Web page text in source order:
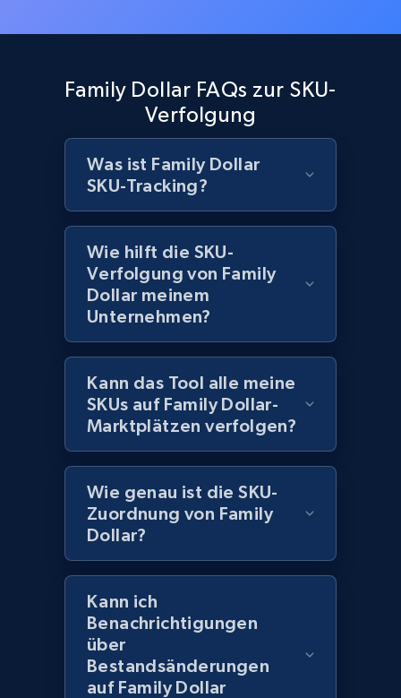
Currency, Discount, Initial price, and more.
1.1K+ 148+ Jetzt anfangen
Best Buy products - Collect data on
products using specified keywords
1.1K+ 148+ Jetzt anfangen
Lowes.com
URL, Domain, Marketplace pn, Sku, Other pn,
Model number, Gtin ean pn, Product name, and
more.
991+ 162+ Jetzt anfangen
Lowes.com - Gather data on products using
specified keywords
URL, Domain, Marketplace pn, Sku, Other pn,
Model number, Gtin ean pn, Product name, and
Family Dollar FAQs zur SKU-
Verfolgung
Was ist Family Dollar
SKU-Tracking?
Wie hilft die SKU-
Verfolgung von Family
Dollar meinem
Unternehmen?
Kann das Tool alle meine
SKUs auf Family Dollar-
Marktplätzen verfolgen?
Wie genau ist die SKU-
Zuordnung von Family
Dollar?
Kann ich
Benachrichtigungen
über
Bestandsänderungen
auf Family Dollar